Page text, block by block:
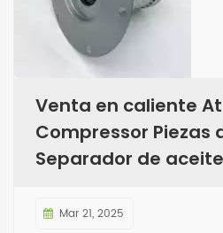
Venta en caliente
Compressor Piezas
Separador de
Mar 21, 2025